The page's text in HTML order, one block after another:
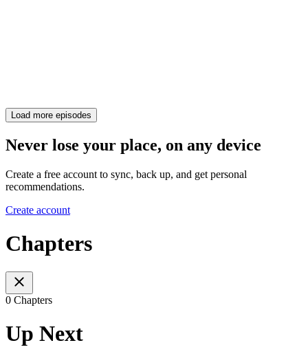
Load more episodes
Never lose your place, on any device
Create a free account to sync, back up, and get personal
recommendations.
Create account
Chapters
0 Chapters
Up Next